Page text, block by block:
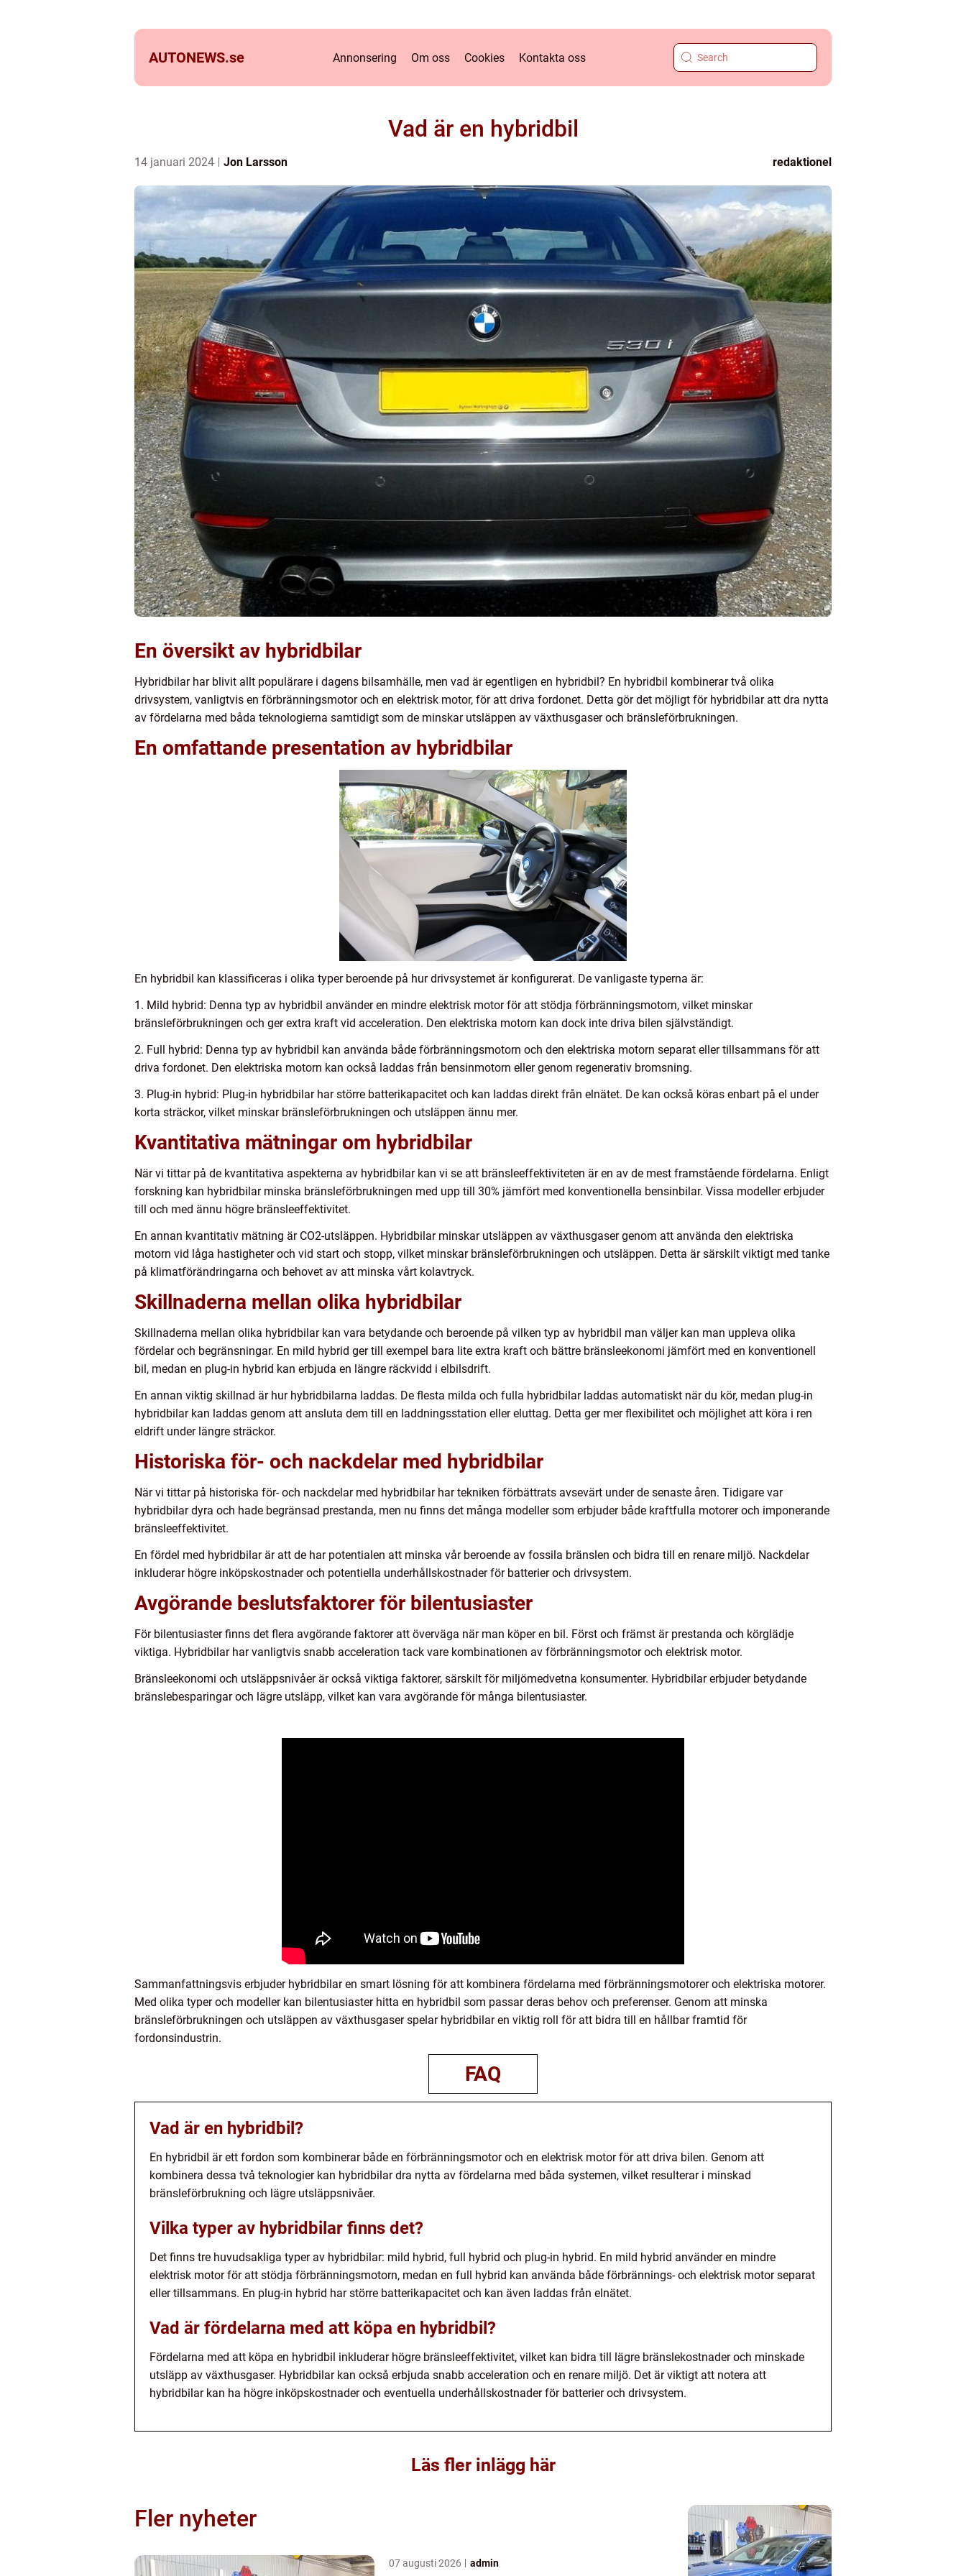
AUTONEWS.se Annonsering Om oss Cookies Kontakta oss
Vad är en hybridbil
14 januari 2024 Jon Larsson redaktionel
En översikt av hybridbilar
Hybridbilar har blivit allt populärare i dagens bilsamhälle, men vad är egentligen en hybridbil? En hybridbil kombinerar två olika
drivsystem, vanligtvis en förbränningsmotor och en elektrisk motor, för att driva fordonet. Detta gör det möjligt för hybridbilar att dra nytta
av fördelarna med båda teknologierna samtidigt som de minskar utsläppen av växthusgaser och bränsleförbrukningen.
En omfattande presentation av hybridbilar
En hybridbil kan klassificeras i olika typer beroende på hur drivsystemet är konfigurerat. De vanligaste typerna är:
1. Mild hybrid: Denna typ av hybridbil använder en mindre elektrisk motor för att stödja förbränningsmotorn, vilket minskar
bränsleförbrukningen och ger extra kraft vid acceleration. Den elektriska motorn kan dock inte driva bilen självständigt.
2. Full hybrid: Denna typ av hybridbil kan använda både förbränningsmotorn och den elektriska motorn separat eller tillsammans för att
driva fordonet. Den elektriska motorn kan också laddas från bensinmotorn eller genom regenerativ bromsning.
3. Plug-in hybrid: Plug-in hybridbilar har större batterikapacitet och kan laddas direkt från elnätet. De kan också köras enbart på el under
korta sträckor, vilket minskar bränsleförbrukningen och utsläppen ännu mer.
Kvantitativa mätningar om hybridbilar
När vi tittar på de kvantitativa aspekterna av hybridbilar kan vi se att bränsleeffektiviteten är en av de mest framstående fördelarna. Enligt
forskning kan hybridbilar minska bränsleförbrukningen med upp till 30% jämfört med konventionella bensinbilar. Vissa modeller erbjuder
till och med ännu högre bränsleeffektivitet.
En annan kvantitativ mätning är CO2-utsläppen. Hybridbilar minskar utsläppen av växthusgaser genom att använda den elektriska
motorn vid låga hastigheter och vid start och stopp, vilket minskar bränsleförbrukningen och utsläppen. Detta är särskilt viktigt med tanke
på klimatförändringarna och behovet av att minska vårt kolavtryck.
Skillnaderna mellan olika hybridbilar
Skillnaderna mellan olika hybridbilar kan vara betydande och beroende på vilken typ av hybridbil man väljer kan man uppleva olika
fördelar och begränsningar. En mild hybrid ger till exempel bara lite extra kraft och bättre bränsleekonomi jämfört med en konventionell
bil, medan en plug-in hybrid kan erbjuda en längre räckvidd i elbilsdrift.
En annan viktig skillnad är hur hybridbilarna laddas. De flesta milda och fulla hybridbilar laddas automatiskt när du kör, medan plug-in
hybridbilar kan laddas genom att ansluta dem till en laddningsstation eller eluttag. Detta ger mer flexibilitet och möjlighet att köra i ren
eldrift under längre sträckor.
Historiska för- och nackdelar med hybridbilar
När vi tittar på historiska för- och nackdelar med hybridbilar har tekniken förbättrats avsevärt under de senaste åren. Tidigare var
hybridbilar dyra och hade begränsad prestanda, men nu finns det många modeller som erbjuder både kraftfulla motorer och imponerande
bränsleeffektivitet.
En fördel med hybridbilar är att de har potentialen att minska vår beroende av fossila bränslen och bidra till en renare miljö. Nackdelar
inkluderar högre inköpskostnader och potentiella underhållskostnader för batterier och drivsystem.
Avgörande beslutsfaktorer för bilentusiaster
För bilentusiaster finns det flera avgörande faktorer att överväga när man köper en bil. Först och främst är prestanda och körglädje
viktiga. Hybridbilar har vanligtvis snabb acceleration tack vare kombinationen av förbränningsmotor och elektrisk motor.
Bränsleekonomi och utsläppsnivåer är också viktiga faktorer, särskilt för miljömedvetna konsumenter. Hybridbilar erbjuder betydande
bränslebesparingar och lägre utsläpp, vilket kan vara avgörande för många bilentusiaster.
Sammanfattningsvis erbjuder hybridbilar en smart lösning för att kombinera fördelarna med förbränningsmotorer och elektriska motorer.
Med olika typer och modeller kan bilentusiaster hitta en hybridbil som passar deras behov och preferenser. Genom att minska
bränsleförbrukningen och utsläppen av växthusgaser spelar hybridbilar en viktig roll för att bidra till en hållbar framtid för
fordonsindustrin.
FAQ
Vad är en hybridbil?
En hybridbil är ett fordon som kombinerar både en förbränningsmotor och en elektrisk motor för att driva bilen. Genom att
kombinera dessa två teknologier kan hybridbilar dra nytta av fördelarna med båda systemen, vilket resulterar i minskad
bränsleförbrukning och lägre utsläppsnivåer.
Vilka typer av hybridbilar finns det?
Det finns tre huvudsakliga typer av hybridbilar: mild hybrid, full hybrid och plug-in hybrid. En mild hybrid använder en mindre
elektrisk motor för att stödja förbränningsmotorn, medan en full hybrid kan använda både förbrännings- och elektrisk motor separat
eller tillsammans. En plug-in hybrid har större batterikapacitet och kan även laddas från elnätet.
Vad är fördelarna med att köpa en hybridbil?
Fördelarna med att köpa en hybridbil inkluderar högre bränsleeffektivitet, vilket kan bidra till lägre bränslekostnader och minskade
utsläpp av växthusgaser. Hybridbilar kan också erbjuda snabb acceleration och en renare miljö. Det är viktigt att notera att
hybridbilar kan ha högre inköpskostnader och eventuella underhållskostnader för batterier och drivsystem.
Läs fler inlägg här
Fler nyheter
07 augusti 2026 admin